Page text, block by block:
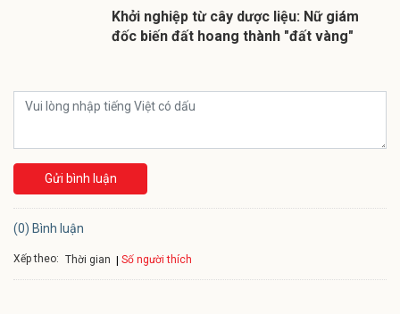
Khởi nghiệp từ cây dược liệu: Nữ giám
đốc biến đất hoang thành "đất vàng"
Gửi bình luận
(0) Bình luận
Xếp theo: Thời gian Số người thích